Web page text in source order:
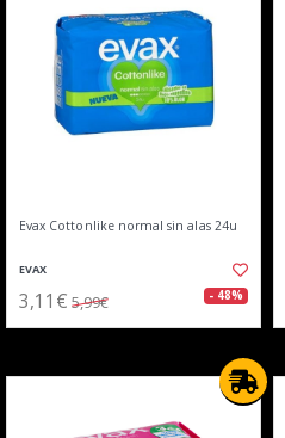
Evax Cottonlike normal sin alas 24u
EVAX
3,11€ 5,99€ - 48%